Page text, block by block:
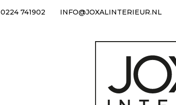
0224 741902 INFO@JOXALINTERIEUR.NL